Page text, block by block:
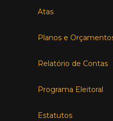
Atas
Planos e
Relatório de Contas
Programa Eleitoral
Estatutos